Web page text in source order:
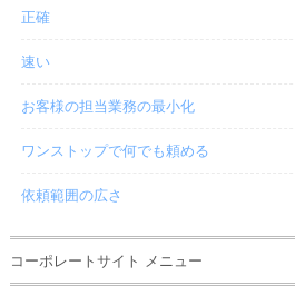
正確
速い
お客様の担当業務の最小化
ワンストップで何でも頼める
依頼範囲の広さ
コーポレートサイト メニュー